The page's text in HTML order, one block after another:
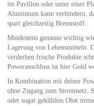
im Pavillon oder unter einer
Aluminium kann verhindern,
spart gleichzeitig Brennstoff.
Mindestens genauso wichtig
Lagerung von Lebensmitteln.
verderben frische Produkte
Poweranschluss ist hier Gold
In Kombination mit deiner
ohne Zugang zum Stromnetz.
oder sogar gekühltes Obst